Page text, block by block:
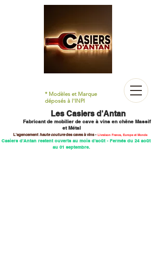
Les Casiers d'Antan
Fabricant de mobilierde cave à vins en chêne Massif
et Métal
L'agencement haute couturedes cavesà vins - Livraison France, Europe et Monde
Casiers d'Antan restent ouverts au mois d'août - Fermés du 24 août
au 01 septembre.
* Modèles et Marque
déposés à l'INPI